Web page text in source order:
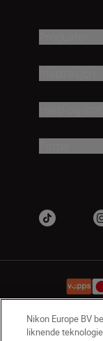
NO
Nikon Europe BV
liknende